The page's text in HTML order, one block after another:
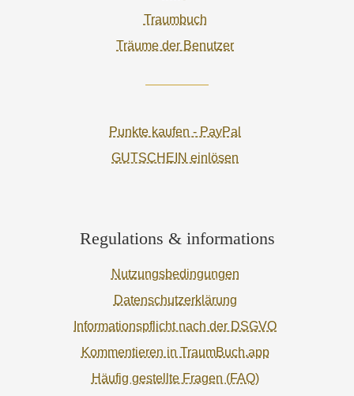
Traumbuch
Träume der Benutzer
Punkte kaufen - PayPal
GUTSCHEIN einlösen
Regulations & informations
Nutzungsbedingungen
Datenschutzerklärung
Informationspflicht nach der DSGVO
Kommentieren in TraumBuch.app
Häufig gestellte Fragen (FAQ)